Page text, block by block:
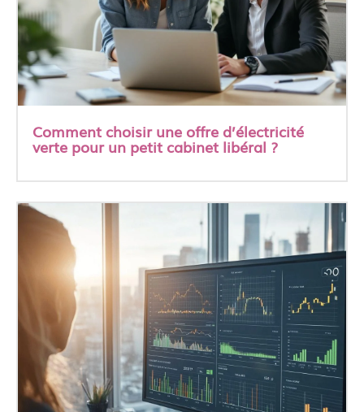
Comment choisir une offre d’électricité
verte pour un petit cabinet libéral ?